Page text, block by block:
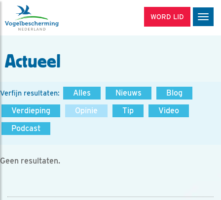
WORD LID
Actueel
Verfijn resultaten: Alles Nieuws
Blog
Verdieping
Opinie Tip
Video
Podcast
Geen resultaten.